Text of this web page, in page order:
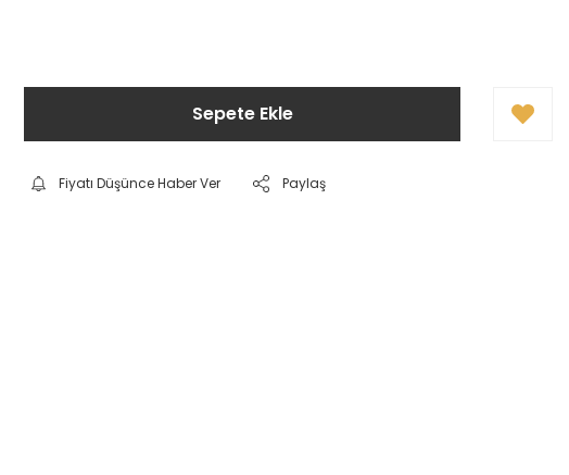
Sepete Ekle
Fiyatı Düşünce Haber Ver Paylaş